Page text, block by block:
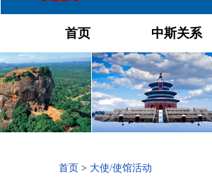
首页 中斯关系
首页 > 大使/使馆活动